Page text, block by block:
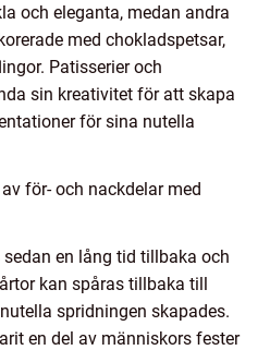
och eleganta, medan andra
med chokladspetsar,
Patisserier och
sin kreativitet för att skapa
för sina nutella
för- och nackdelar med
en lång tid tillbaka och
kan spåras tillbaka till
spridningen skapades.
en del av människors fester